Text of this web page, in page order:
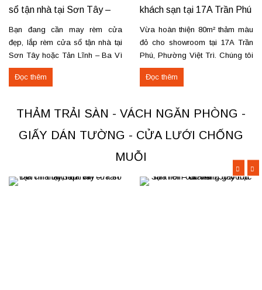
sổ tận nhà tại Sơn Tây –
Tản Lĩnh Ba Vì
Bạn đang cần may rèm cửa
đẹp, lắp rèm cửa sổ tận nhà tại
Sơn Tây hoặc Tản Lĩnh – Ba Vì
với giá hợp lý? Chúng tôi
chuyên may rèm theo yêu cầu,
tiến độ. Thực tế, chúng tôi vừa
hoàn thiện thi công rèm...
Đọc thêm
khách sạn tại 17A Trần Phú
– Việt Trì
Vừa hoàn thiện 80m² thảm màu
đỏ cho showroom tại 17A Trần
Phú, Phường Việt Trì. Chúng tôi
nhận thi công, sửa chữa, bóc
dỡ và thu mua thảm cũ trên toàn
loại thảm đang cung cấp Thảm
nỉ phù hợp cho không...
Đọc thêm
THẢM TRẢI SÀN - VÁCH NGĂN PHÒNG -
GIẤY DÁN TƯỜNG - CỬA LƯỚI CHỐNG
MUỖI